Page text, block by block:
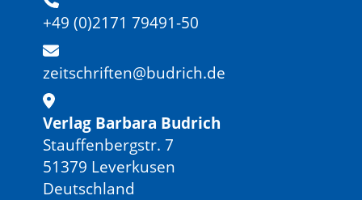
+49 (0)2171 79491-50
zeitschriften@budrich.de
Verlag Barbara Budrich
Stauffenbergstr. 7
51379 Leverkusen
Deutschland